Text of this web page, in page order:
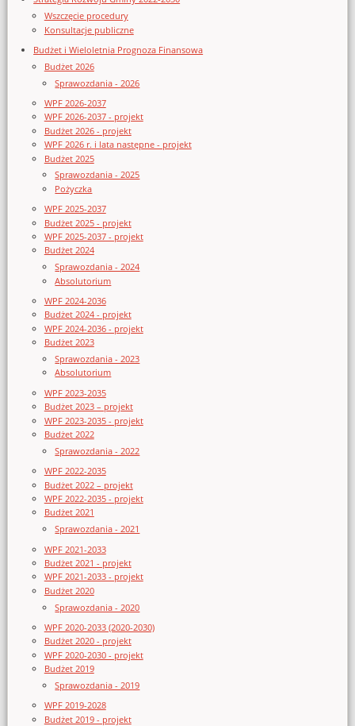
Wszczęcie procedury
Konsultacje publiczne
Budżet i Wieloletnia Prognoza Finansowa
Budżet 2026
Sprawozdania - 2026
WPF 2026-2037
WPF 2026-2037 - projekt
Budżet 2026 - projekt
WPF 2026 r. i lata następne - projekt
Budżet 2025
Sprawozdania - 2025
Pożyczka
WPF 2025-2037
Budżet 2025 - projekt
WPF 2025-2037 - projekt
Budżet 2024
Sprawozdania - 2024
Absolutorium
WPF 2024-2036
Budżet 2024 - projekt
WPF 2024-2036 - projekt
Budżet 2023
Sprawozdania - 2023
Absolutorium
WPF 2023-2035
Budżet 2023 – projekt
WPF 2023-2035 - projekt
Budżet 2022
Sprawozdania - 2022
WPF 2022-2035
Budżet 2022 – projekt
WPF 2022-2035 - projekt
Budżet 2021
Sprawozdania - 2021
WPF 2021-2033
Budżet 2021 - projekt
WPF 2021-2033 - projekt
Budżet 2020
Sprawozdania - 2020
WPF 2020-2033 (2020-2030)
Budżet 2020 - projekt
WPF 2020-2030 - projekt
Budżet 2019
Sprawozdania - 2019
WPF 2019-2028
Budżet 2019 - projekt